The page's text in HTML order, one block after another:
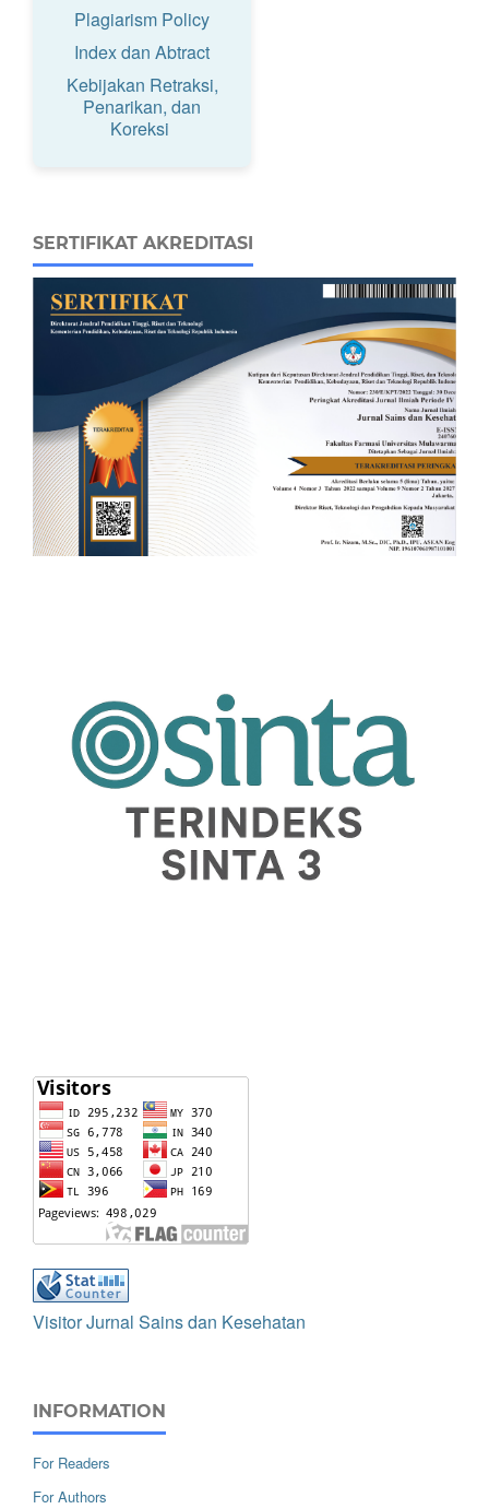
Plagiarism Policy
Index dan Abtract
Kebijakan Retraksi,
Penarikan, dan
Koreksi
SERTIFIKAT AKREDITASI
Visitor Jurnal Sains dan Kesehatan
INFORMATION
For Readers
For Authors